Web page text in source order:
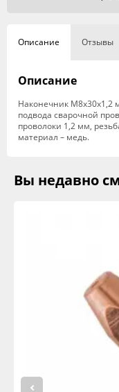
Описание Отзывы
Описание
Наконечник М8x30х1,2
подвода сварочной
проволоки 1,2 мм,
материал – медь.
Вы недавно